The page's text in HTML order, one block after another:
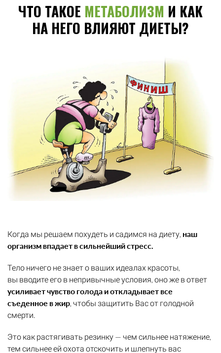
ЧТО ТАКОЕ МЕТАБОЛИЗМ И КАК
НА НЕГО ВЛИЯЮТ ДИЕТЫ?
Когда мы решаем похудеть и садимся на диету, наш
организм впадает в сильнейший стресс.
Тело ничего не знает о ваших идеалах красоты,
вы вводите его в непривычные условия, оно же в ответ
усиливает чувство голода и откладывает все
съеденное в жир, чтобы защитить Вас от голодной
смерти.
Это как растягивать резинку — чем сильнее натяжение,
тем сильнее ей охота отскочить и шлепнуть вас